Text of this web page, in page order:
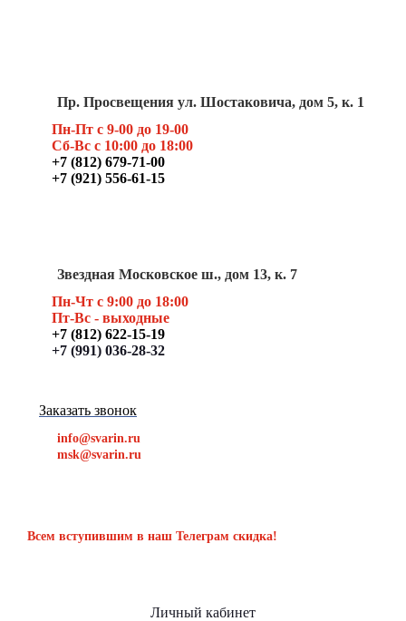
Пр. Просвещения ул. Шостаковича, дом 5, к. 1
Пн-Пт с 9-00 до 19-00
Сб-Вс с 10:00 до 18:00
+7 (812) 679-71-00
+7 (921) 556-61-15
Звездная Московское ш., дом 13, к. 7
Пн-Чт с 9:00 до 18:00
Пт-Вс - выходные
+7 (812) 622-15-19
+7 (991) 036-28-32
Заказать звонок
info@svarin.ru
msk@svarin.ru
Всем вступившим в наш Телеграм скидка!
Личный кабинет